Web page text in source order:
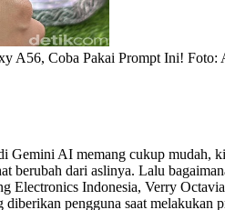
A56, Coba Pakai Prompt Ini!
Gemini AI memang cukup mudah,
berubah dari aslinya. Lalu
Electronics Indonesia, Verry
pengguna saat melakukan